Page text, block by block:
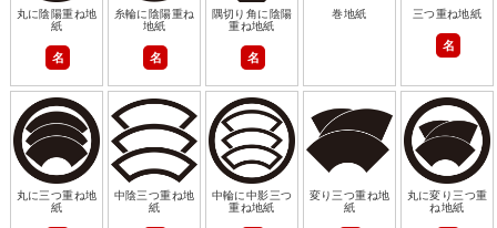
丸に陰陽重ね地
紙
名
糸輪に陰陽重ね
地紙
名
隅切り角に陰陽
重ね地紙
名
巻地紙 三つ重ね地紙
名
丸に三つ重ね地
紙
中陰三つ重ね地
紙
中輪に中影三つ
重ね地紙
変り三つ重ね地
紙
丸に変り三つ重
ね地紙